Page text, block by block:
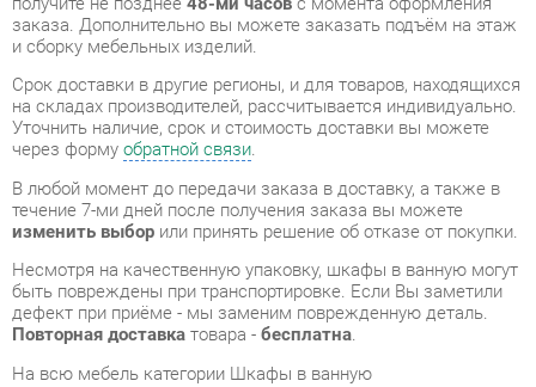
Уточнить наличие, срок и стоимость доставки вы можете
через формуобратной связи.
В любой момент до передачи заказа в доставку, а также в
течение 7-ми дней после получения заказа вы можете
изменить выборили принять решение об отказе от покупки.
Несмотря на качественную упаковку, шкафы в ванную могут
дефект при приёме - мы заменим поврежденную деталь.
Повторная доставкатовара -бесплатна.
распространяетсягарантия 1 год, а на некоторые модели – 2
года с момента приобретения.
Шкаф навесной двухстворчатый Corozo Corozo Классика
55 7714 Белый - это качественное изделие производства
Corozo, соответствующее современному государственному